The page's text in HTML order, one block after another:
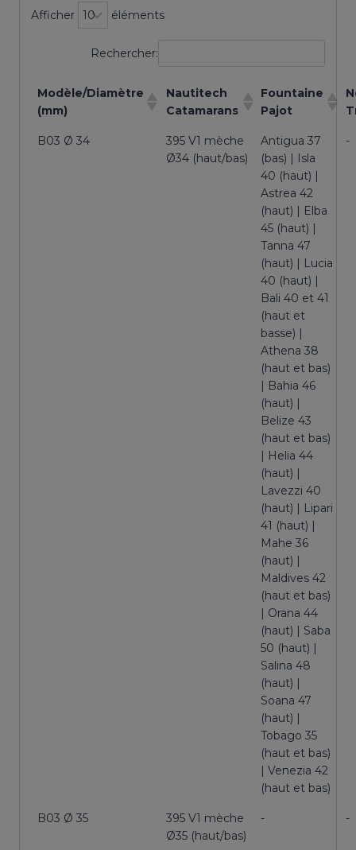
Afficher éléments
Rechercher:
Modèle/Diamètre
(mm)
Nautitech
Catamarans
Fountaine
Pajot
B03 Ø 34
395 V1 mèche
Ø34 (haut/bas)
Antigua 37
(bas) | Isla
40 (haut) |
Astrea 42
(haut) | Elba
45 (haut) |
Tanna 47
(haut) | Lucia
40 (haut) |
Bali 40 et 41
(haut et
basse) |
Athena 38
(haut et bas)
| Bahia 46
(haut) |
Belize 43
(haut et bas)
| Helia 44
(haut) |
Lavezzi 40
(haut) | Lipari
41 (haut) |
Mahe 36
(haut) |
Maldives 42
(haut et bas)
| Orana 44
(haut) | Saba
50 (haut) |
Salina 48
(haut) |
Soana 47
(haut) |
Tobago 35
(haut et bas)
| Venezia 42
(haut et bas)
-
B03 Ø 35
395 V1 mèche
Ø35 (haut/bas)
- -